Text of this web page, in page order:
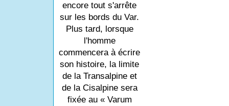
encore tout s'arrête
sur les bords du Var.
Plus tard, lorsque
l'homme
commencera à écrire
son histoire, la limite
de la Transalpine et
de la Cisalpine sera
fixée au « Varum